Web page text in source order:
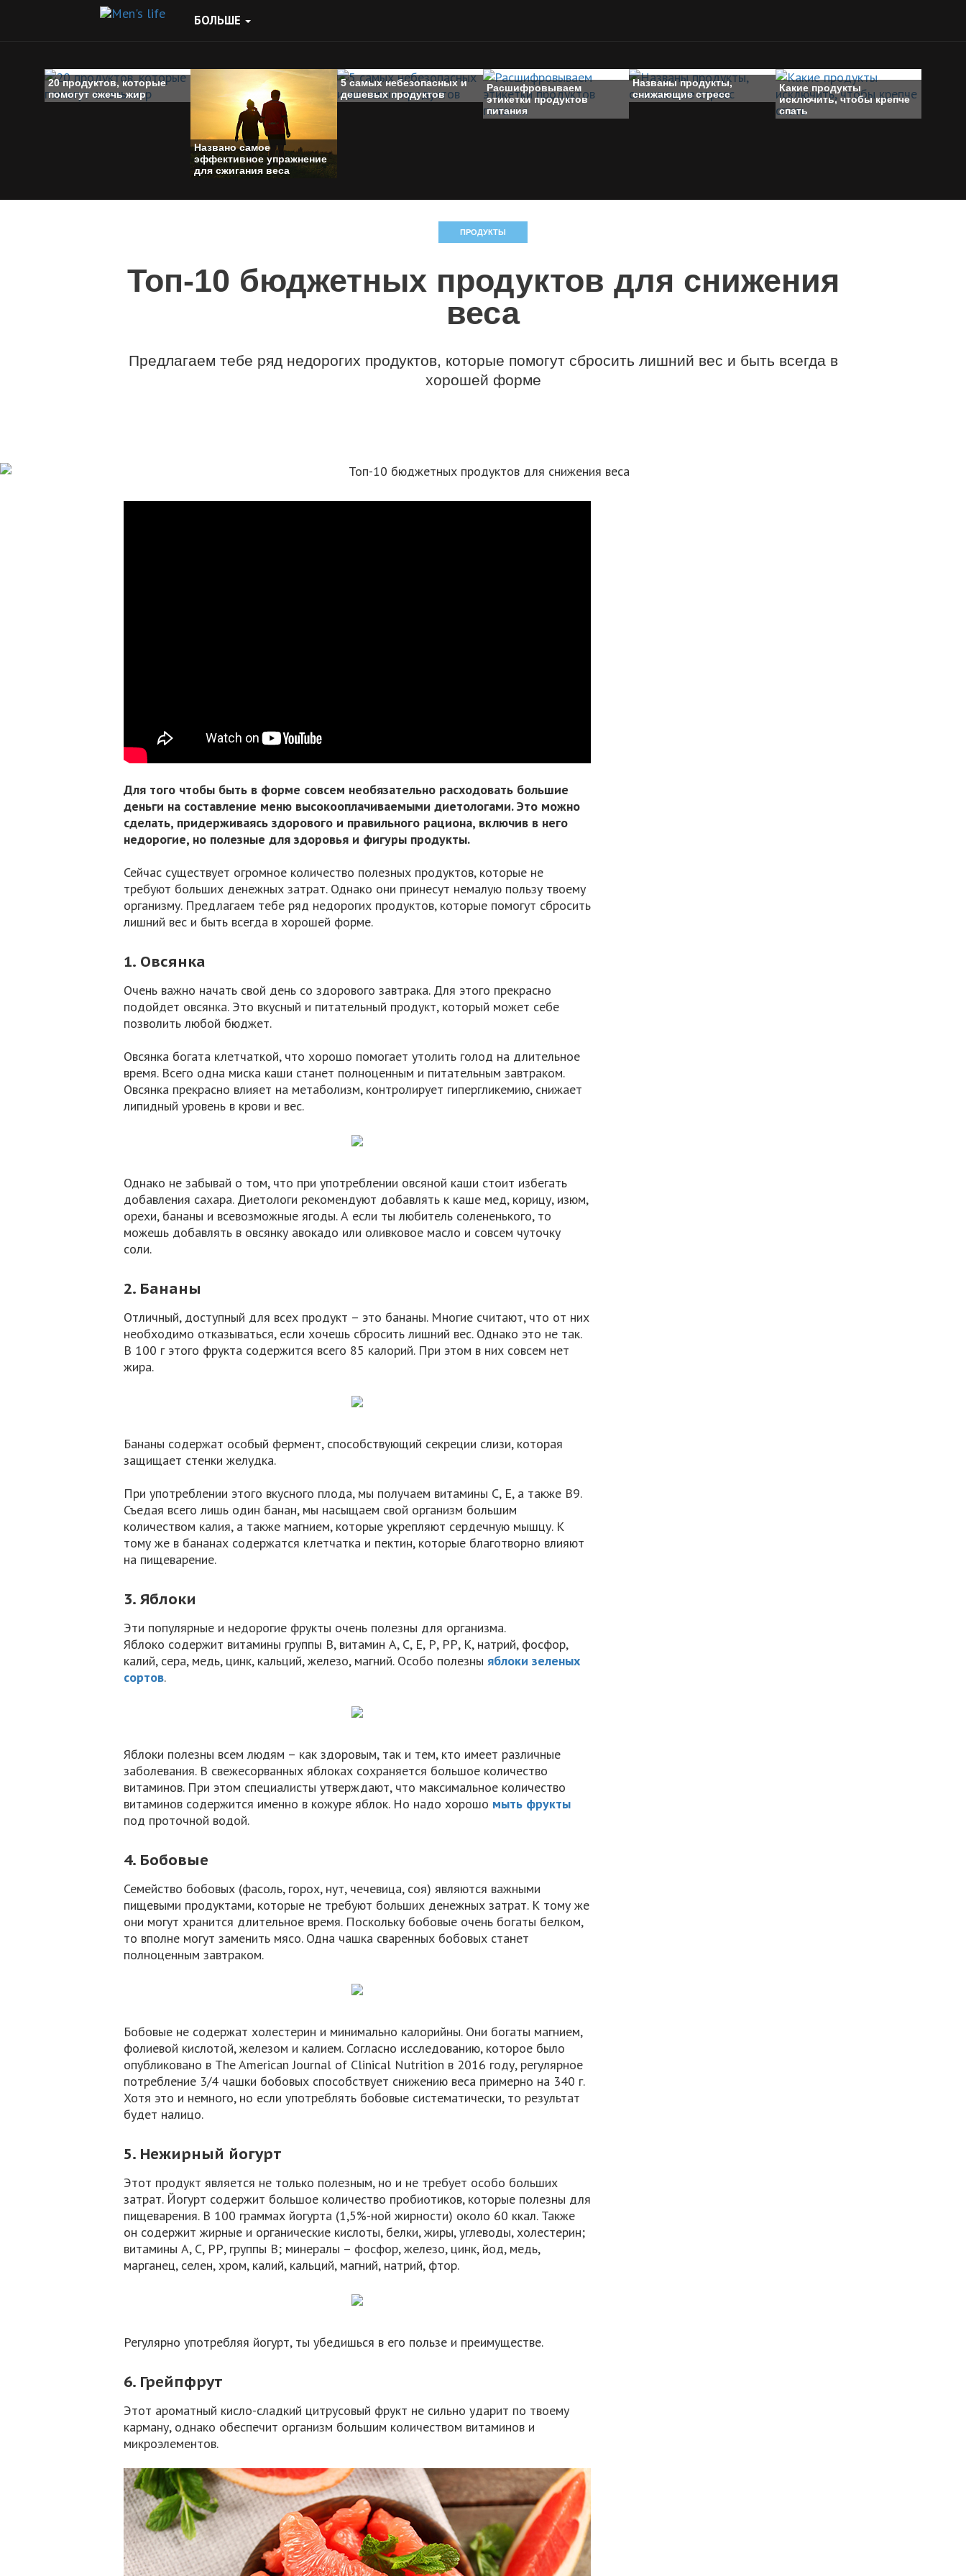
БОЛЬШЕ
20 продуктов, которые
помогут сжечь жир
Названо самое
эффективное упражнение
для сжигания веса
5 самых небезопасных и
дешевых продуктов
Расшифровываем
этикетки продуктов
питания
Названы продукты,
снижающие стресс
Какие продукты
исключить, чтобы крепче
спать
ПРОДУКТЫ
Топ-10 бюджетных продуктов для снижения
веса
Предлагаем тебе ряд недорогих продуктов, которые помогут сбросить лишний вес и быть всегда в
хорошей форме
Для того чтобы быть в форме совсем необязательно расходовать большие
деньги на составление меню высокооплачиваемыми диетологами. Это можно
сделать, придерживаясь здорового и правильного рациона, включив в него
недорогие, но полезные для здоровья и фигуры продукты.
Сейчас существует огромное количество полезных продуктов, которые не
требуют больших денежных затрат. Однако они принесут немалую пользу твоему
организму. Предлагаем тебе ряд недорогих продуктов, которые помогут сбросить
лишний вес и быть всегда в хорошей форме.
1. Овсянка
Очень важно начать свой день со здорового завтрака. Для этого прекрасно
подойдет овсянка. Это вкусный и питательный продукт, который может себе
позволить любой бюджет.
Овсянка богата клетчаткой, что хорошо помогает утолить голод на длительное
время. Всего одна миска каши станет полноценным и питательным завтраком.
Овсянка прекрасно влияет на метаболизм, контролирует гипергликемию, снижает
липидный уровень в крови и вес.
Однако не забывай о том, что при употреблении овсяной каши стоит избегать
добавления сахара. Диетологи рекомендуют добавлять к каше мед, корицу, изюм,
орехи, бананы и всевозможные ягоды. А если ты любитель солененького, то
можешь добавлять в овсянку авокадо или оливковое масло и совсем чуточку
соли.
2. Бананы
Отличный, доступный для всех продукт – это бананы. Многие считают, что от них
необходимо отказываться, если хочешь сбросить лишний вес. Однако это не так.
В 100 г этого фрукта содержится всего 85 калорий. При этом в них совсем нет
жира.
Бананы содержат особый фермент, способствующий секреции слизи, которая
защищает стенки желудка.
При употреблении этого вкусного плода, мы получаем витамины С, Е, а также B9.
Съедая всего лишь один банан, мы насыщаем свой организм большим
количеством калия, а также магнием, которые укрепляют сердечную мышцу. К
тому же в бананах содержатся клетчатка и пектин, которые благотворно влияют
на пищеварение.
3. Яблоки
Эти популярные и недорогие фрукты очень полезны для организма.
Яблоко содержит витамины группы B, витамин А, С, Е, Р, РР, К, натрий, фосфор,
калий, сера, медь, цинк, кальций, железо, магний. Особо полезны яблоки зеленых
сортов.
Яблоки полезны всем людям – как здоровым, так и тем, кто имеет различные
заболевания. В свежесорванных яблоках сохраняется большое количество
витаминов. При этом специалисты утверждают, что максимальное количество
витаминов содержится именно в кожуре яблок. Но надо хорошо мыть фрукты
под проточной водой.
4. Бобовые
Семейство бобовых (фасоль, горох, нут, чечевица, соя) являются важными
пищевыми продуктами, которые не требуют больших денежных затрат. К тому же
они могут хранится длительное время. Поскольку бобовые очень богаты белком,
то вполне могут заменить мясо. Одна чашка сваренных бобовых станет
полноценным завтраком.
Бобовые не содержат холестерин и минимально калорийны. Они богаты магнием,
фолиевой кислотой, железом и калием. Согласно исследованию, которое было
опубликовано в The American Journal of Сlinical Nutrition в 2016 году, регулярное
потребление 3/4 чашки бобовых способствует снижению веса примерно на 340 г.
Хотя это и немного, но если употреблять бобовые систематически, то результат
будет налицо.
5. Нежирный йогурт
Этот продукт является не только полезным, но и не требует особо больших
затрат. Йогурт содержит большое количество пробиотиков, которые полезны для
пищеварения. В 100 граммах йогурта (1,5%-ной жирности) около 60 ккал. Также
он содержит жирные и органические кислоты, белки, жиры, углеводы, холестерин;
витамины А, С, РР, группы В; минералы – фосфор, железо, цинк, йод, медь,
марганец, селен, хром, калий, кальций, магний, натрий, фтор.
Регулярно употребляя йогурт, ты убедишься в его пользе и преимуществе.
6. Грейпфрут
Этот ароматный кисло-сладкий цитрусовый фрукт не сильно ударит по твоему
карману, однако обеспечит организм большим количеством витаминов и
микроэлементов.